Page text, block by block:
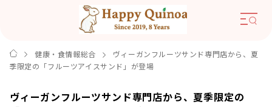
健康・食情報総合
ヴィーガンフルーツサンド専門店から、夏
季限定の「フルーツアイスサンド」が登場
ヴィーガンフルーツサンド専門店から、夏季限定の